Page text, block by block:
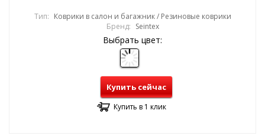
Тип: Коврики в салон и багажник / Резиновые коврики
Бренд: Seintex
Выбрать цвет:
Купить сейчас
Купить в 1 клик